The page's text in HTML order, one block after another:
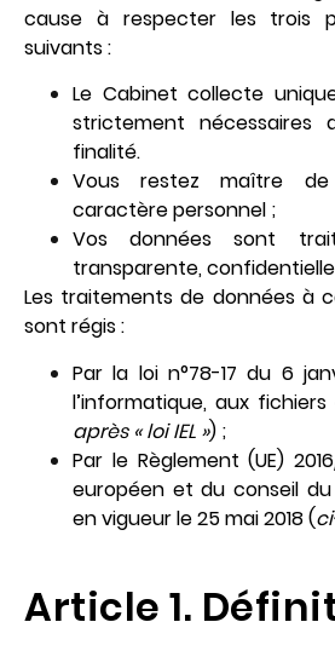
cause à respecter les trois
suivants :
Le Cabinet collecte
strictement
finalité.
Vous restez maître
caractère personnel ;
Vos données sont
transparente,
Les traitements de données à
sont régis :
Par la loi n°78-17 du 6
l’informatique, aux
après « loi IEL ») ;
Par le Règlement (UE)
européen et du conseil du
en vigueur le 25 mai 2018 (
Article 1.